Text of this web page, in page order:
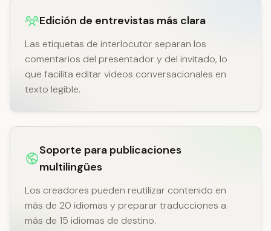
Edición de entrevistas más clara
Las etiquetas de interlocutor separan los
comentarios del presentador y del invitado, lo
que facilita editar videos conversacionales en
texto legible.
Soporte para publicaciones
multilingües
Los creadores pueden reutilizar contenido en
más de 20 idiomas y preparar traducciones a
más de 15 idiomas de destino.